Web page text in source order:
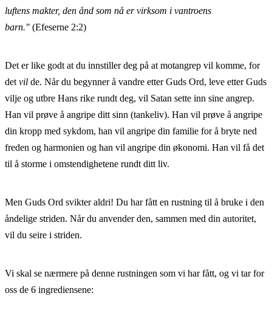
luftens makter, den ånd som nå er virksom i vantroens
barn." (Efeserne 2:2)
Det er like godt at du innstiller deg på at motangrep vil komme, for
det vil de. Når du begynner å vandre etter Guds Ord, leve etter Guds
vilje og utbre Hans rike rundt deg, vil Satan sette inn sine angrep.
Han vil prøve å angripe ditt sinn (tankeliv). Han vil prøve å angripe
din kropp med sykdom, han vil angripe din familie for å bryte ned
freden og harmonien og han vil angripe din økonomi. Han vil få det
til å storme i omstendighetene rundt ditt liv.
Men Guds Ord svikter aldri! Du har fått en rustning til å bruke i den
åndelige striden. Når du anvender den, sammen med din autoritet,
vil du seire i striden.
Vi skal se nærmere på denne rustningen som vi har fått, og vi tar for
oss de 6 ingrediensene: